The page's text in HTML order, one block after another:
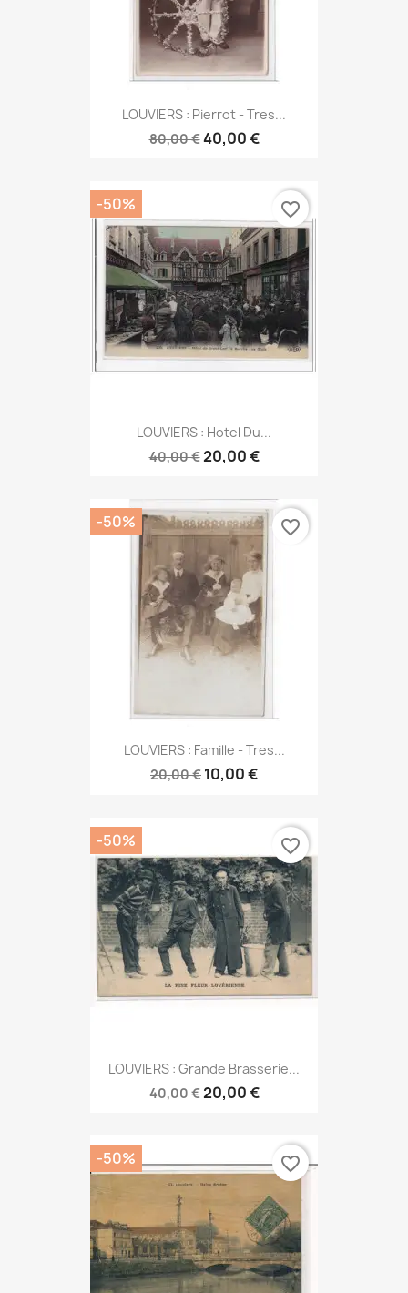
LOUVIERS : Pierrot - Tres...
80,00 €40,00 €
LOUVIERS : Hotel Du...
40,00 €20,00 €
-50% favorite_border
LOUVIERS : Famille - Tres...
20,00 € 10,00 €
-50% favorite_border
LOUVIERS : Grande Brasserie...
40,00 €20,00 €
-50% favorite_border
-50% favorite_border